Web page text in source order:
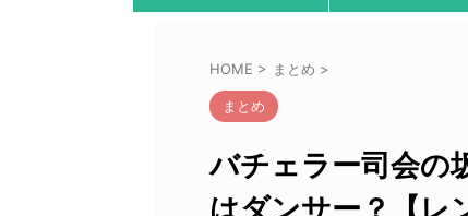
HOME > まとめ >
まとめ
バチェラー司会の